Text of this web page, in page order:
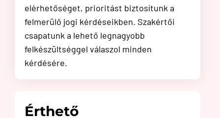
elérhetőséget, prioritást biztosítunk a
felmerülő jogi kérdéseikben. Szakértői
csapatunk a lehető legnagyobb
felkészültséggel válaszol minden
kérdésére.
Érthető